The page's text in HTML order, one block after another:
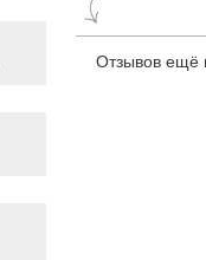
Отзывов ещё